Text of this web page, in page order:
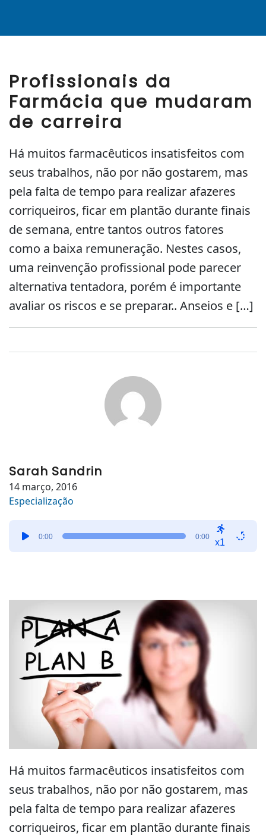
Profissionais da
Farmácia que mudaram
de carreira
Há muitos farmacêuticos insatisfeitos com
seus trabalhos, não por não gostarem, mas
pela falta de tempo para realizar afazeres
corriqueiros, ficar em plantão durante finais
de semana, entre tantos outros fatores
como a baixa remuneração. Nestes casos,
uma reinvenção profissional pode parecer
alternativa tentadora, porém é importante
avaliar os riscos e se preparar.. Anseios e […]
Sarah Sandrin
14 março, 2016
Especialização
0:00 0:00
x1
Há muitos farmacêuticos insatisfeitos com
seus trabalhos, não por não gostarem, mas
pela falta de tempo para realizar afazeres
corriqueiros, ficar em plantão durante finais